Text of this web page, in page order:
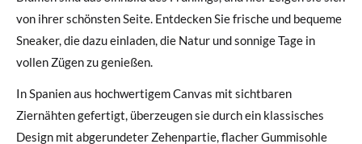
von ihrer schönsten Seite. Entdecken Sie frische und bequeme
Sneaker, die dazu einladen, die Natur und sonnige Tage in
vollen Zügen zu genießen.
In Spanien aus hochwertigem Canvas mit sichtbaren
Ziernähten gefertigt, überzeugen sie durch ein klassisches
Design mit abgerundeter Zehenpartie, flacher Gummisohle